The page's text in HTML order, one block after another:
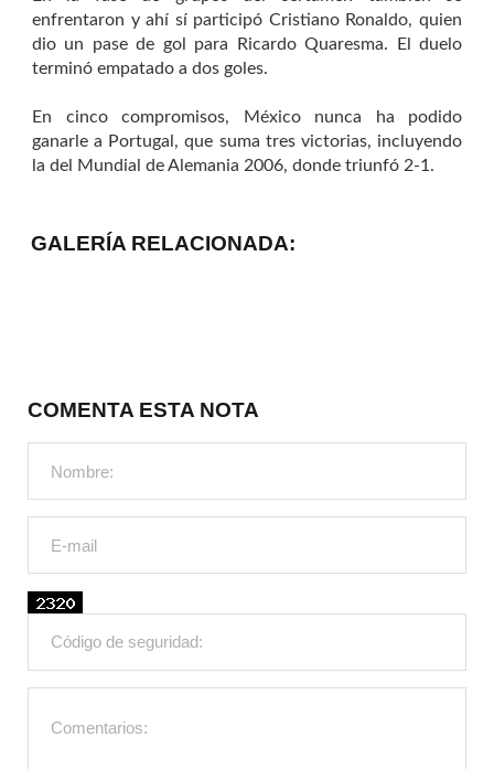
enfrentaron y ahí sí participó Cristiano Ronaldo, quien
dio un pase de gol para Ricardo Quaresma. El duelo
terminó empatado a dos goles.
En cinco compromisos, México nunca ha podido
ganarle a Portugal, que suma tres victorias, incluyendo
la del Mundial de Alemania 2006, donde triunfó 2-1.
GALERÍA RELACIONADA:
COMENTA ESTA NOTA